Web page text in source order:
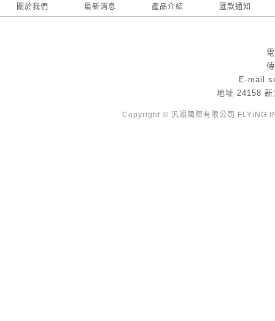
關於我們 最新消息 產品介紹 匯款通知
E-mail
地址 24158 新
Copyright © 汎翊國際有限公司 FLYiNG